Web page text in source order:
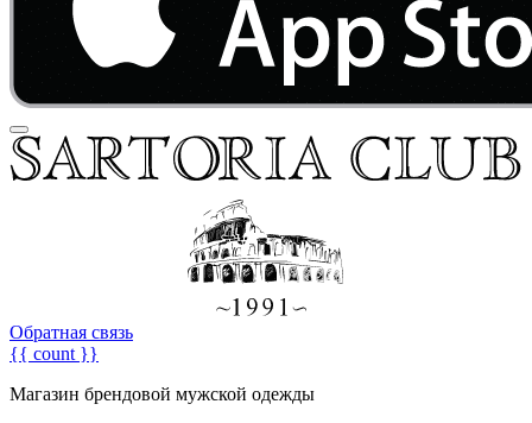
Обратная связь
{{ count }}
Магазин брендовой мужской одежды